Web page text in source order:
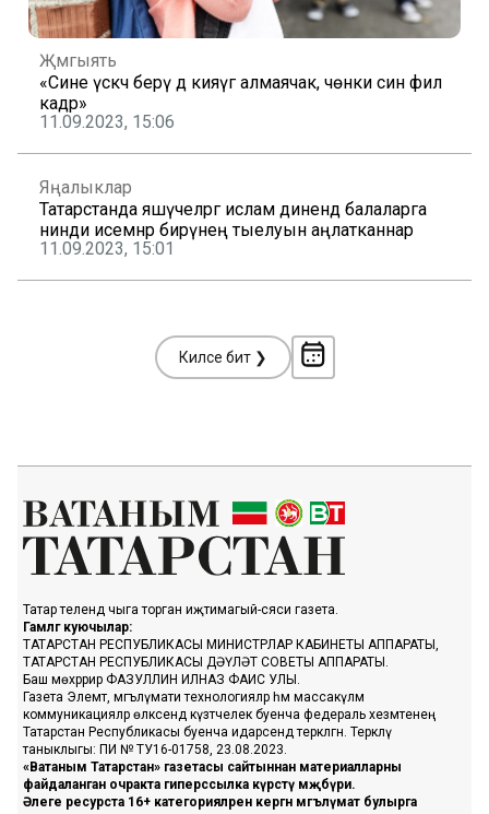
Җәмгыять
«Сине үскәч берәү дә кияүгә алмаячак, чөнки син фил
кадәр»
11.09.2023, 15:06
Яңалыклар
Татарстанда яшәүчеләргә ислам динендә балаларга
нинди исемнәр бирүнең тыелуын аңлатканнар
11.09.2023, 15:01
Киләсе бит ❯
Татар телендә чыга торган иҗтимагый-сәяси газета.
Гамәлгә куючылар:
ТАТАРСТАН РЕСПУБЛИКАСЫ МИНИСТРЛАР КАБИНЕТЫ АППАРАТЫ,
ТАТАРСТАН РЕСПУБЛИКАСЫ ДӘҮЛӘТ СОВЕТЫ АППАРАТЫ.
Баш мөхәррир ФАЗУЛЛИН ИЛНАЗ ФАИС УЛЫ.
Газета Элемтә, мәгълүмати технологияләр һәм массакүләм
коммуникацияләр өлкәсендә күзәтчелек буенча федераль хезмәтенең
Татарстан Республикасы буенча идарәсендә теркәлгән. Теркәлү
таныклыгы: ПИ № ТУ16-01758, 23.08.2023.
«Ватаным Татарстан» газетасы сайтыннан материалларны
файдаланган очракта гиперссылка күрсәтү мәҗбүри.
Әлеге ресурста 16+ категорияләренә кергән мәгълүмат булырга